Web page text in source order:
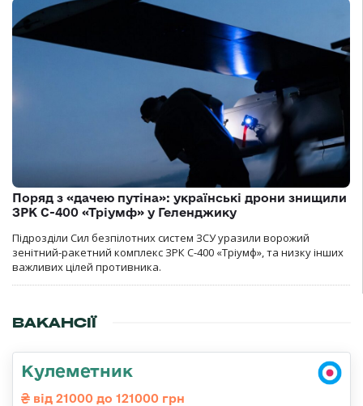
Поряд з «дачею путіна»: українські дрони знищили
ЗРК С-400 «Тріумф» у Геленджику
Підрозділи Сил безпілотних систем ЗСУ уразили ворожий
зенітний-ракетний комплекс ЗРК С-400 «Тріумф», та низку інших
важливих цілей противника.
ВАКАНСІЇ
Кулеметник
від 21000 до 121000 грн